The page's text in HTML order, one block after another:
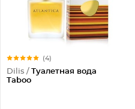
(4)
Dilis / Туалетная вода
Taboo